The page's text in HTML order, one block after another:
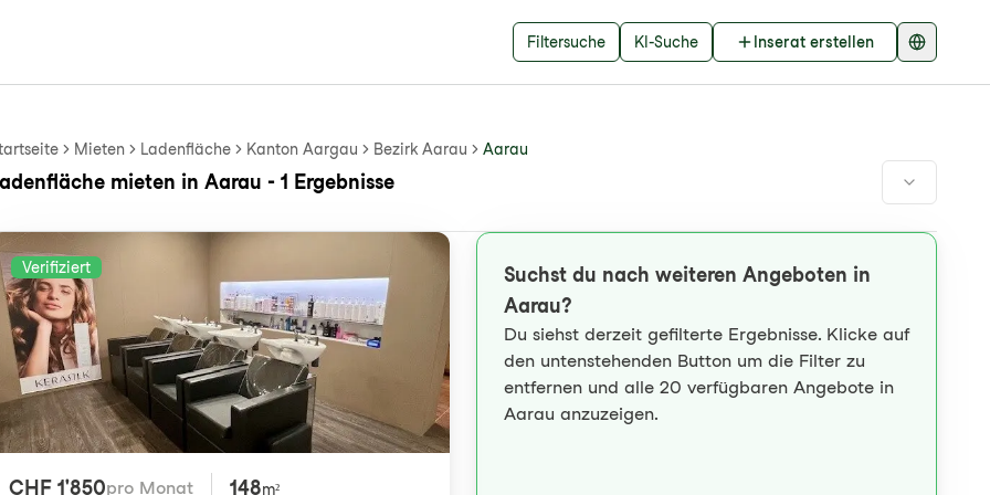
Filtersuche KI-Suche Inserat erstellen
Mieten Ladenfläche Kanton Aargau Bezirk Aarau Aarau
mieten in Aarau - 1 Ergebnisse
Verifiziert
CHF 1'850pro Monat 148m²
Suchst du nach weiteren Angeboten in
Aarau?
Du siehst derzeit gefilterte Ergebnisse. Klicke auf
den untenstehenden Button um die Filter zu
entfernen und alle 20 verfügbaren Angebote in
Aarau anzuzeigen.